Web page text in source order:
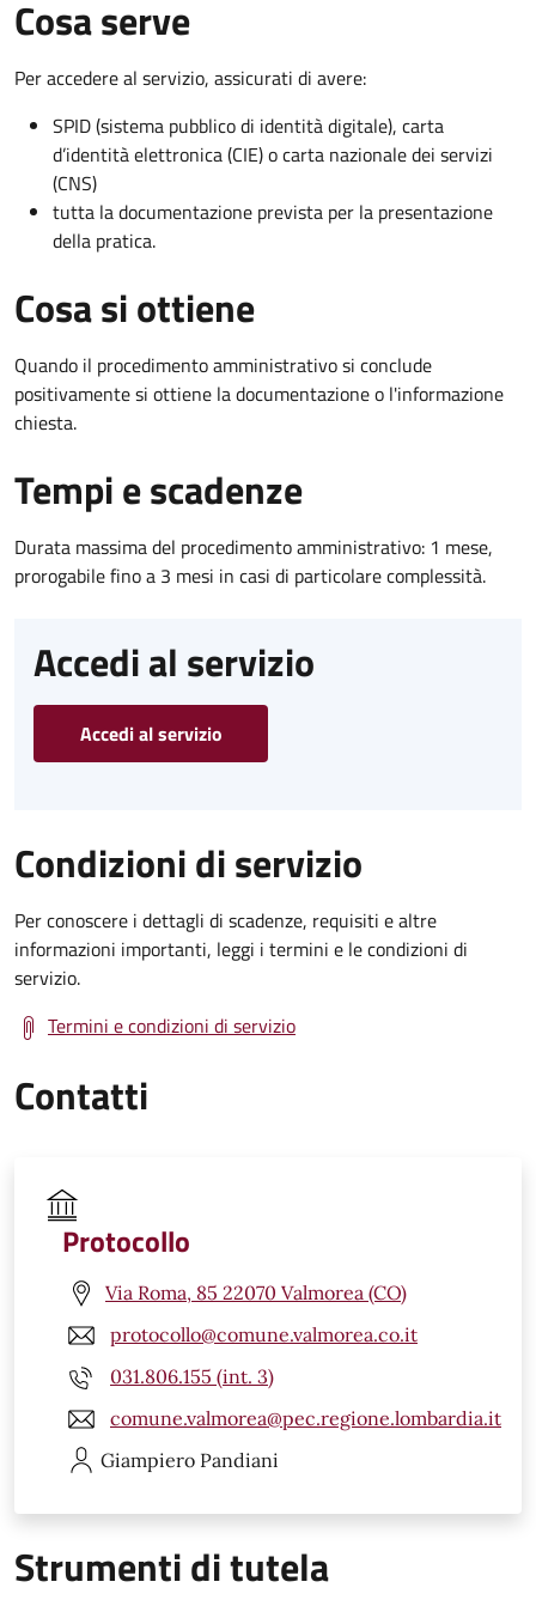
Cosa serve
Per accedere al servizio, assicurati di avere:
SPID (sistema pubblico di identità digitale), carta
d’identità elettronica (CIE) o carta nazionale dei servizi
(CNS)
tutta la documentazione prevista per la presentazione
della pratica.
Cosa si ottiene
Quando il procedimento amministrativo si conclude
positivamente si ottiene la documentazione o l'informazione
chiesta.
Tempi e scadenze
Durata massima del procedimento amministrativo: 1 mese,
prorogabile fino a 3 mesi in casi di particolare complessità.
Accedi al servizio
Accedi al servizio
Condizioni di servizio
Per conoscere i dettagli di scadenze, requisiti e altre
informazioni importanti, leggi i termini e le condizioni di
servizio.
Termini e condizioni di servizio
Contatti
Protocollo
Via Roma, 85 22070 Valmorea (CO)
protocollo@comune.valmorea.co.it
031.806.155 (int. 3)
comune.valmorea@pec.regione.lombardia.it
Giampiero Pandiani
Strumenti di tutela